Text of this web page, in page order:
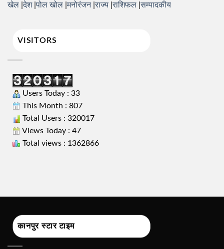
खेल देश पोल खोल मनोरंजन राज्य राशिफल सम्पादकीय
VISITORS
Users Today : 33
This Month : 807
Total Users : 320017
Views Today : 47
Total views : 1362866
कानपुर स्टार टाइम